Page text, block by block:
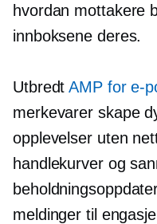
hvordan mottakere
innboksene deres.
UtbredtAMP for e-
merkevarer skape
opplevelser uten
handlekurver og
meldinger til